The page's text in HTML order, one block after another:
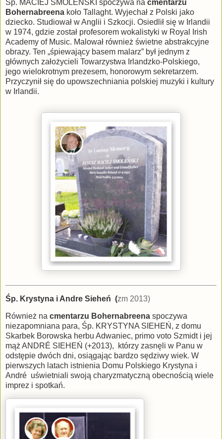
Śp. MACIEJ SMOLEŃSKI spoczywa na cmentarzu
Bohernabreena koło Tallaght. Wyjechał z Polski jako
dziecko. Studiował w Anglii i Szkocji. Osiedlił się w Irlandii
w 1974, gdzie został profesorem wokalistyki w Royal Irish
Academy of Music. Malował również świetne abstrakcyjne
obrazy. Ten „śpiewający basem malarz” był jednym z
głównych założycieli Towarzystwa Irlandzko-Polskiego,
jego wielokrotnym prezesem, honorowym sekretarzem.
Przyczynił się do upowszechniania polskiej muzyki i kultury
w Irlandii.
Śp. Krystyna i Andre Sieheń (zm 2013)
Również na cmentarzu Bohernabreena spoczywa
niezapomniana para, Śp. KRYSTYNA SIEHEŃ, z domu
Skarbek Borowska herbu Adwaniec, primo voto Szmidt i jej
mąż ANDRÉ SIEHEŃ (+2013), którzy zasnęli w Panu w
odstępie dwóch dni, osiągając bardzo sędziwy wiek. W
pierwszych latach istnienia Domu Polskiego Krystyna i
André uświetniali swoją charyzmatyczną obecnością wiele
imprez i spotkań.